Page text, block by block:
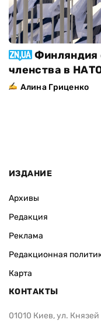
Финляндия
членства в
Алина Гриценко
ИЗДАНИЕ
Архивы
Редакция
Реклама
Редакционная
Карта
КОНТАКТЫ
01010 Киев, ул.